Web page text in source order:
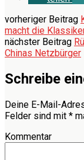
vorheriger Beitrag
macht die
nächster Beitrag
Chinas Netzbürger
Schreibe
Deine E-Mail-
Felder sind mit *
Kommentar